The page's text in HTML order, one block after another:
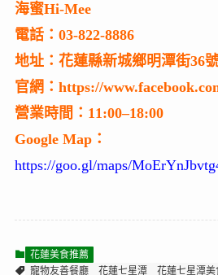
海蜜Hi-Mee
電話：03-822-8886
地址：花蓮縣新城鄉明潭街36
官網：https://
營業時間：11:00–18:00
Google Map：
https://goo.gl/maps/
花蓮美食推薦
寵物友善餐廳
花蓮七星潭 花蓮七星潭美